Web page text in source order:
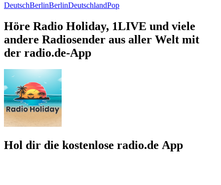
DeutschBerlinBerlinDeutschlandPop
Höre Radio Holiday, 1LIVE und viele
andere Radiosender aus aller Welt mit
der radio.de-App
Hol dir die kostenlose radio.de App